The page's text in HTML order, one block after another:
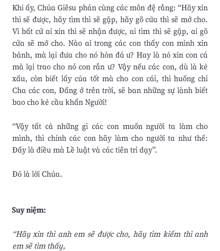
Khi ấy, Chúa Giêsu phán cùng các môn đệ rằng: “Hãy xin
thì sẽ được, hãy tìm thì sẽ gặp, hãy gõ cửa thì sẽ mở cho.
Vì bất cứ ai xin thì sẽ nhận được, ai tìm thì sẽ gặp, ai gõ
cửa sẽ mở cho. Nào ai trong các con thấy con mình xin
bánh, mà lại đưa cho nó hòn đá ư? Hay là nó xin con cá
mà lại trao cho nó con rắn ư? Vậy nếu các con, dù là kẻ
xấu, còn biết lấy của tốt mà cho con cái, thì huống chi
Cha các con, Ðấng ở trên trời, sẽ ban những sự lành biết
bao cho kẻ cầu khẩn Người!
“Vậy tất cả những gì các con muốn người ta làm cho
mình, thì chính các con hãy làm cho người ta như thế:
Ðấy là điều mà Lề luật và các tiên tri dạy”.
Ðó là lời Chúa.
Suy niệm:
“Hãy xin thì anh em sẽ được cho, hãy tìm kiếm thì anh
em sẽ tìm thấy,